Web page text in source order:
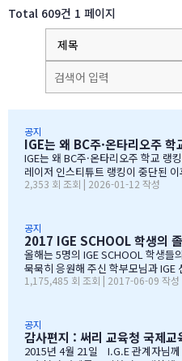
Total 609건 1 페이지
공지
IGE는 왜 BC주·온타리오주 학교 랭킹
레이저 인스티튜트 랭킹이 중단된
공유합니다" 처음부터 랭킹을 만들려던 건 아니었습니다 IGE도 그동
er Institute)의 랭킹을 참고해왔습
활용하기 좋았습니다. 그런데 문제가 생겼습니다. BC주 세컨더리 랭
킹이 지난 7~8년 동안 업데이트되
C주 세컨더리 학교들의 현황을 파
터가 없어 어려움이 있었습니다. 그래서 직접 자료를 찾아보기 시작
했습니다. '혹시 어딘가에 최신 학업
2,353 회 조회 | 2026-01-12 작성
공지
2017 IGE SCHOOL 학생의
올해는 5명의 IGE SCHOOL 학생들
묵묵히 응원해 주신 학부모님과 IGE
모두 원하는 대학에 진학을 하게 되
1:52 39 읽음 한국시간으로 오늘 저녁 st.john졸업식이 시
작됩니다.오늘 졸업식에는 개인적
하지만아쉬운 마음을 담아 함께 축
1,175,485 회 조회 | 2017-06-09 작성
공지
감사편지 : 써리 교육청 국제
2015년 4월 21일 I.G.E 관계자님